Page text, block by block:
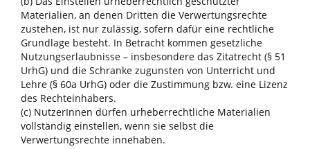
Materialien, an denen Dritten die Verwertungsrechte
zustehen, ist nur zulässig, sofern dafür eine rechtliche
Grundlage besteht. In Betracht kommen gesetzliche
Nutzungserlaubnisse – insbesondere das Zitatrecht (§ 51
UrhG) und die Schranke zugunsten von Unterricht und
Lehre (§ 60a UrhG) oder die Zustimmung bzw. eine Lizenz
des Rechteinhabers.
(c) NutzerInnen dürfen urheberrechtliche Materialien
vollständig einstellen, wenn sie selbst die
Verwertungsrechte innehaben.